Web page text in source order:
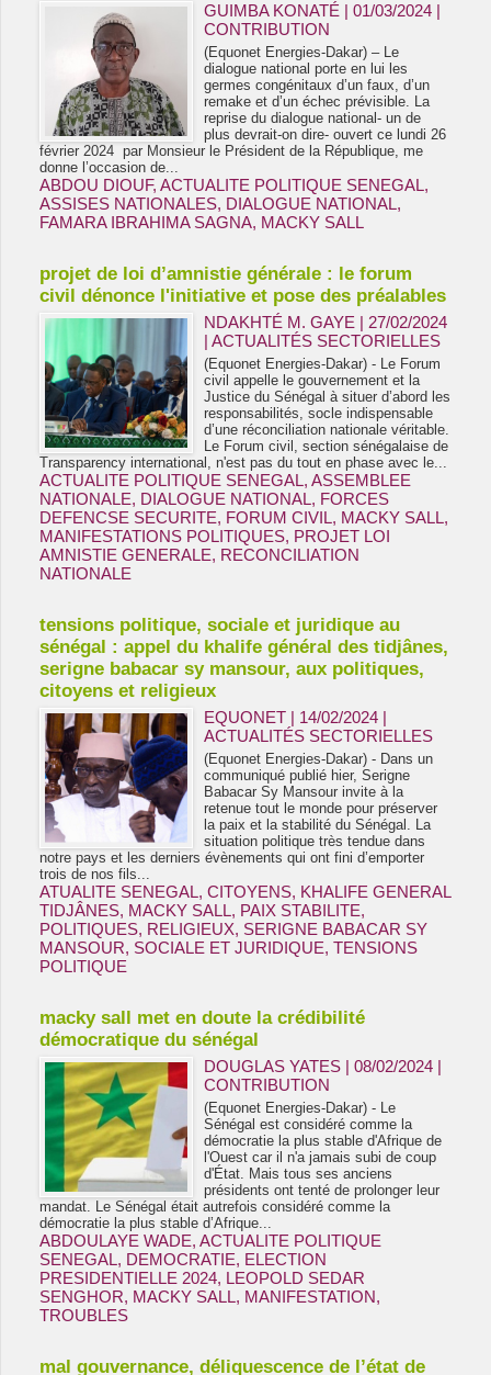
GUIMBA KONATÉ | 01/03/2024 |
CONTRIBUTION
(Equonet Energies-Dakar) – Le
dialogue national porte en lui les
germes congénitaux d’un faux, d’un
remake et d’un échec prévisible. La
reprise du dialogue national- un de
plus devrait-on dire- ouvert ce lundi 26
février 2024 par Monsieur le Président de la République, me
donne l’occasion de...
ABDOU DIOUF, ACTUALITE POLITIQUE SENEGAL,
ASSISES NATIONALES, DIALOGUE NATIONAL,
FAMARA IBRAHIMA SAGNA, MACKY SALL
projet de loi d’amnistie générale : le forum
civil dénonce l'initiative et pose des préalables
NDAKHTÉ M. GAYE | 27/02/2024
|ACTUALITÉS SECTORIELLES
(Equonet Energies-Dakar) - Le Forum
civil appelle le gouvernement et la
Justice du Sénégal à situer d’abord les
responsabilités, socle indispensable
d’une réconciliation nationale véritable.
Le Forum civil, section sénégalaise de
Transparency international, n'est pas du tout en phase avec le...
ACTUALITE POLITIQUE SENEGAL, ASSEMBLEE
NATIONALE, DIALOGUE NATIONAL, FORCES
DEFENCSE SECURITE, FORUM CIVIL, MACKY SALL,
MANIFESTATIONS POLITIQUES, PROJET LOI
AMNISTIE GENERALE, RECONCILIATION
NATIONALE
tensions politique, sociale et juridique au
sénégal : appel du khalife général des tidjânes,
serigne babacar sy mansour, aux politiques,
citoyens et religieux
EQUONET | 14/02/2024 |
ACTUALITÉS SECTORIELLES
(Equonet Energies-Dakar) - Dans un
communiqué publié hier, Serigne
Babacar Sy Mansour invite à la
retenue tout le monde pour préserver
la paix et la stabilité du Sénégal. La
situation politique très tendue dans
notre pays et les derniers évènements qui ont fini d’emporter
trois de nos fils...
ATUALITE SENEGAL, CITOYENS, KHALIFE GENERAL
TIDJÂNES, MACKY SALL, PAIX STABILITE,
POLITIQUES, RELIGIEUX, SERIGNE BABACAR SY
MANSOUR, SOCIALE ET JURIDIQUE, TENSIONS
POLITIQUE
macky sall met en doute la crédibilité
démocratique du sénégal
DOUGLAS YATES | 08/02/2024 |
CONTRIBUTION
(Equonet Energies-Dakar) - Le
Sénégal est considéré comme la
démocratie la plus stable d'Afrique de
l'Ouest car il n'a jamais subi de coup
d'État. Mais tous ses anciens
présidents ont tenté de prolonger leur
mandat. Le Sénégal était autrefois considéré comme la
démocratie la plus stable d’Afrique...
ABDOULAYE WADE, ACTUALITE POLITIQUE
SENEGAL, DEMOCRATIE, ELECTION
PRESIDENTIELLE 2024, LEOPOLD SEDAR
SENGHOR, MACKY SALL, MANIFESTATION,
TROUBLES
mal gouvernance, déliquescence de l’état de